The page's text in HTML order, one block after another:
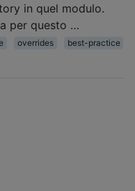
in quel modulo.
per questo …
overrides best-practice